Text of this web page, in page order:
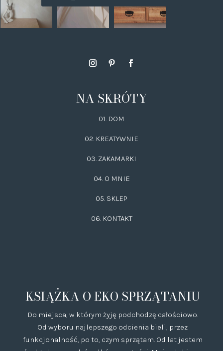
NA SKRÓTY
01. DOM
02. KREATYWNIE
03. ZAKAMARKI
04. O MNIE
05. SKLEP
06. KONTAKT
KSIĄŻKA O EKO SPRZĄTANIU
Do miejsca, w którym żyję podchodzę całościowo.
Od wyboru najlepszego odcienia bieli, przez
funkcjonalność, po to, czym sprzątam. Od lat jestem